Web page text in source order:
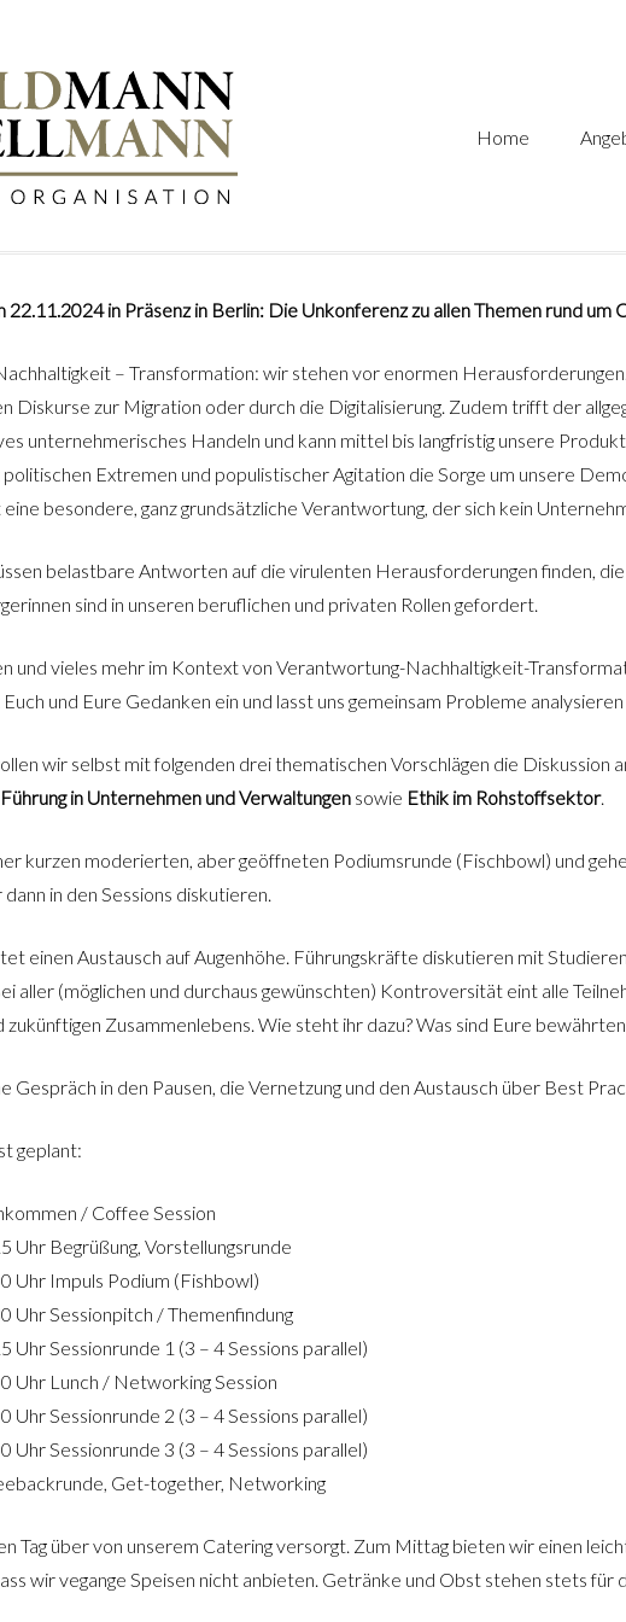
Home
22.11.2024 in Präsenz in Berlin: Die Unkonferenz zu allen Themen rund um
– Transformation: wir stehen vor enormen
Diskurse zur Migration oder durch die Digitalisierung. Zudem trifft der
unternehmerisches Handeln und kann mittel bis langfristig unsere
Extremen und populistischer Agitation die Sorge um unsere
eine besondere, ganz grundsätzliche Verantwortung, der sich kein
belastbare Antworten auf die virulenten Herausforderungen finden,
sind in unseren beruflichen und privaten Rollen gefordert.
und vieles mehr im Kontext von Verantwortung-Nachhaltigkeit-
und Eure Gedanken ein und lasst uns gemeinsam Probleme
wir selbst mit folgenden drei thematischen Vorschlägen die Diskussion
in Unternehmen und Verwaltungen sowie Ethik im Rohstoffsektor.
kurzen moderierten, aber geöffneten Podiumsrunde (Fischbowl) und
in den Sessions diskutieren.
einen Austausch auf Augenhöhe. Führungskräfte diskutieren mit
aller (möglichen und durchaus gewünschten) Kontroversität eint alle
zukünftigen Zusammenlebens. Wie steht ihr dazu? Was sind Eure
Gespräch in den Pausen, die Vernetzung und den Austausch über Best
geplant:
/ Coffee Session
Uhr Begrüßung, Vorstellungsrunde
Uhr Impuls Podium (Fishbowl)
Uhr Sessionpitch / Themenfindung
Uhr Sessionrunde 1 (3 – 4 Sessions parallel)
Uhr Lunch / Networking Session
Uhr Sessionrunde 2 (3 – 4 Sessions parallel)
Uhr Sessionrunde 3 (3 – 4 Sessions parallel)
Get-together, Networking
Tag über von unserem Catering versorgt. Zum Mittag bieten wir einen
wir vegange Speisen nicht anbieten. Getränke und Obst stehen stets für